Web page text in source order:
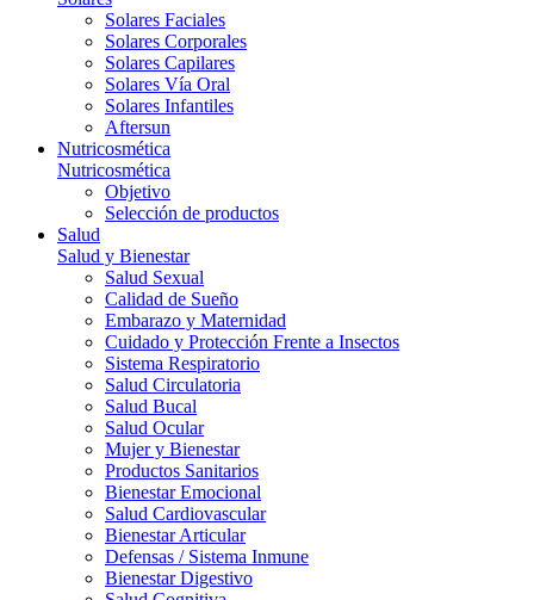
Solares Faciales
Solares Corporales
Solares Capilares
Solares Vía Oral
Solares Infantiles
Aftersun
Nutricosmética
Nutricosmética
Objetivo
Selección de productos
Salud
Salud y Bienestar
Salud Sexual
Calidad de Sueño
Embarazo y Maternidad
Cuidado y Protección Frente a Insectos
Sistema Respiratorio
Salud Circulatoria
Salud Bucal
Salud Ocular
Mujer y Bienestar
Productos Sanitarios
Bienestar Emocional
Salud Cardiovascular
Bienestar Articular
Defensas / Sistema Inmune
Bienestar Digestivo